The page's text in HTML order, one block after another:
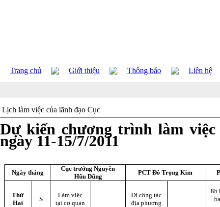
Trang chủ Giới thiệu Thông báo Liên hệ
Lịch làm việc của lãnh đạo Cục
Dự kiến chương trình làm
ngày 11-15/7/2011
Ngày tháng
Cục trưởng Nguyễn
Hũu Dũng
PCT Đỗ Trọng Kim
Thứ
Hai
S
Làm việc
tại cơ quan
Đi công tác
địa phương
8h